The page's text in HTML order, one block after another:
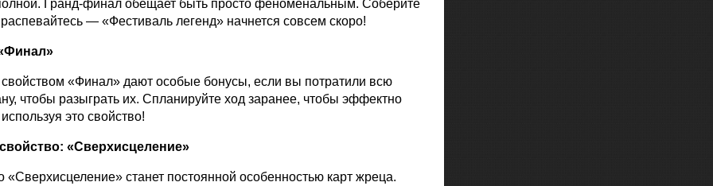
Гранд-финал обещает быть просто феноменальным. Соберите
— «Фестиваль легенд» начнется совсем скоро!
«Финал» дают особые бонусы, если вы потратили всю
чтобы разыграть их. Спланируйте ход заранее, чтобы эффектно
это свойство!
«Сверхисцеление»
«Сверхисцеление» станет постоянной особенностью карт жреца.